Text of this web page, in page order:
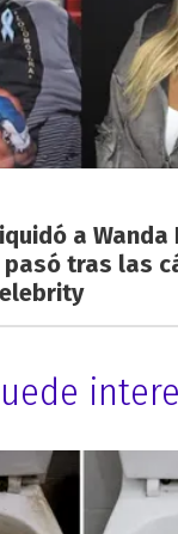
a Wanda
tras las